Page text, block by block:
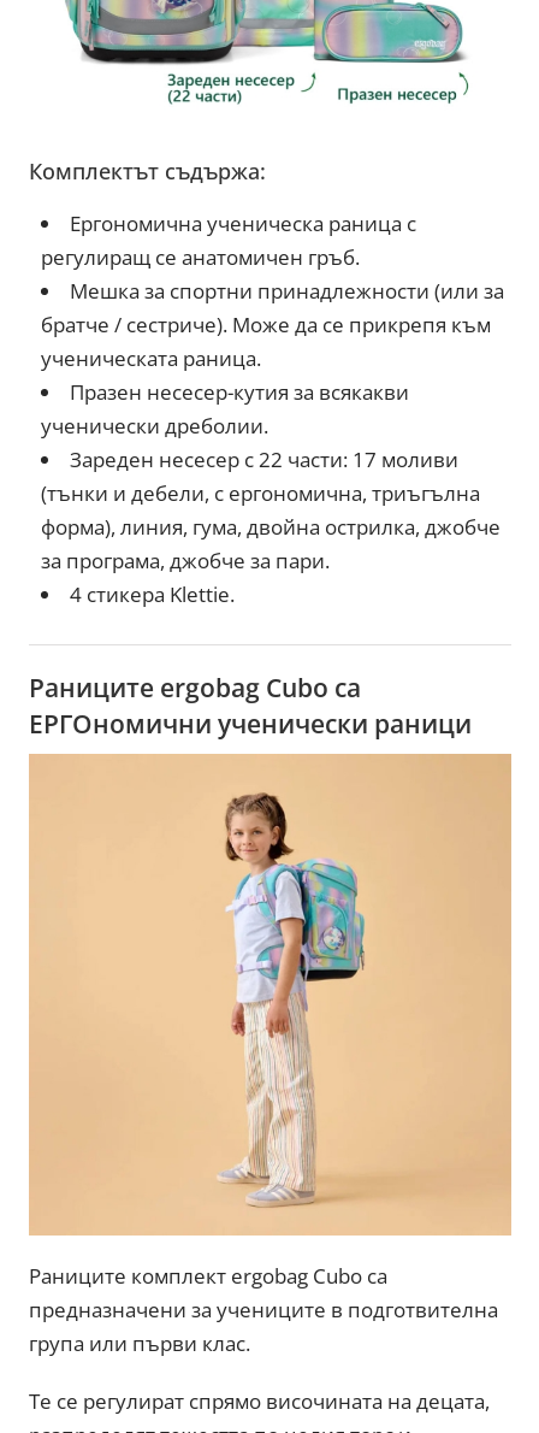
Комплектът съдържа:
Ергономична ученическа раница с
регулиращ се анатомичен гръб.
Мешка за спортни принадлежности (или за
братче / сестриче). Може да се прикрепя към
ученическата раница.
Празен несесер-кутия за всякакви
ученически дреболии.
Зареден несесер с 22 части: 17 моливи
(тънки и дебели, с ергономична, триъгълна
форма), линия, гума, двойна острилка, джобче
за програма, джобче за пари.
4 стикера Klettie.
Раниците ergobag Cubo са
ЕРГОномични ученически раници
Раниците комплект ergobag Cubo са
предназначени за учениците в подготвителна
група или първи клас.
Те се регулират спрямо височината на децата,